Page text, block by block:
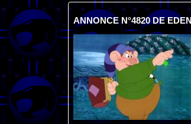
ANNONCE N°4820 DE EDEN